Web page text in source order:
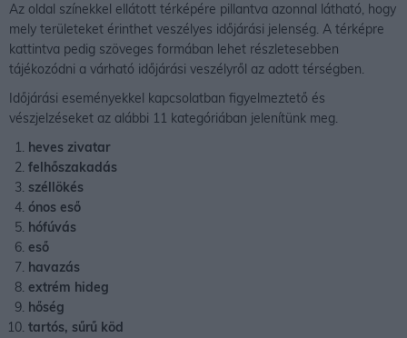
Az oldal színekkel ellátott térképére pillantva azonnal látható, hogy
mely területeket érinthet veszélyes időjárási jelenség. A térképre
kattintva pedig szöveges formában lehet részletesebben
tájékozódni a várható időjárási veszélyről az adott térségben.
Időjárási eseményekkel kapcsolatban figyelmeztető és
vészjelzéseket az alábbi 11 kategóriában jelenítünk meg.
heves zivatar
felhőszakadás
széllökés
ónos eső
hófúvás
eső
havazás
extrém hideg
hőség
tartós, sűrű köd